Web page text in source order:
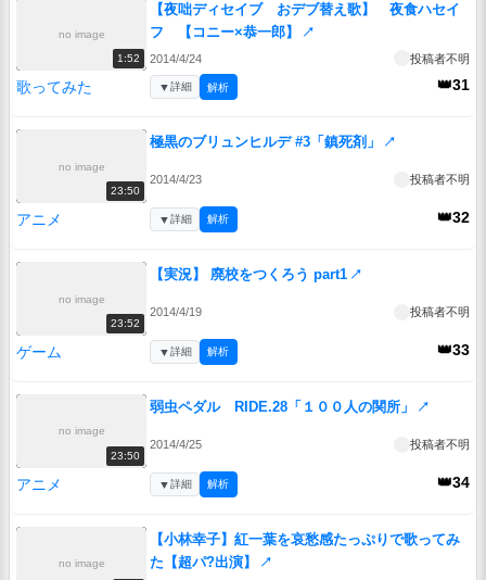
no image
1:52
【夜咄ディセイブ おデブ替え歌】 夜食ハセイ
フ 【コニー×恭一郎】
↗
2014/4/24 投稿者不明
歌ってみた 👑31
▼詳細 解析
no image
23:50
極黒のブリュンヒルデ #3「鎮死剤」 ↗
2014/4/23 投稿者不明
アニメ 👑32
▼詳細 解析
no image
23:52
【実況】 廃校をつくろう part1 ↗
2014/4/19 投稿者不明
ゲーム 👑33
▼詳細 解析
no image
23:50
弱虫ペダル RIDE.28「１００人の関所」 ↗
2014/4/25 投稿者不明
アニメ 👑34
▼詳細 解析
no image
【小林幸子】紅一葉を哀愁感たっぷりで歌ってみ
た【超パ?出演】
↗